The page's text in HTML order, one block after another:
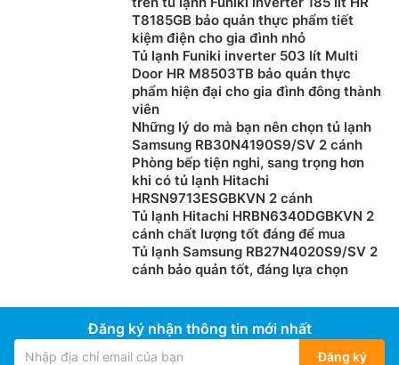
T8185GB bảo quản thực phẩm tiết
kiệm điện cho gia đình nhỏ
Tủ lạnh Funiki inverter 503 lít Multi
Door HR M8503TB bảo quản thực
phẩm hiện đại cho gia đình đông thành
viên
Những lý do mà bạn nên chọn tủ lạnh
Samsung RB30N4190S9/SV 2 cánh
Phòng bếp tiện nghi, sang trọng hơn
khi có tủ lạnh Hitachi
HRSN9713ESGBKVN 2 cánh
Tủ lạnh Hitachi HRBN6340DGBKVN 2
cánh chất lượng tốt đáng để mua
Tủ lạnh Samsung RB27N4020S9/SV 2
cánh bảo quản tốt, đáng lựa chọn
Đăng ký nhận thông tin mới nhất
Đăng ký